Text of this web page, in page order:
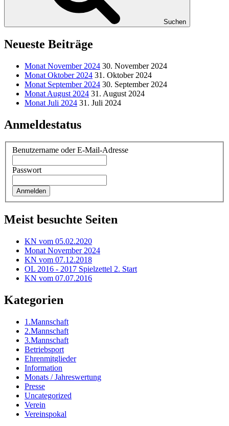
Suchen
Neueste Beiträge
Monat November 2024 30. November 2024
Monat Oktober 2024 31. Oktober 2024
Monat September 2024 30. September 2024
Monat August 2024 31. August 2024
Monat Juli 2024 31. Juli 2024
Anmeldestatus
Benutzername oder E-Mail-Adresse
Passwort
Meist besuchte Seiten
KN vom 05.02.2020
Monat November 2024
KN vom 07.12.2018
OL 2016 - 2017 Spielzettel 2. Start
KN vom 07.07.2016
Kategorien
1.Mannschaft
2.Mannschaft
3.Mannschaft
Betriebsport
Ehrenmitglieder
Information
Monats / Jahreswertung
Presse
Uncategorized
Verein
Vereinspokal